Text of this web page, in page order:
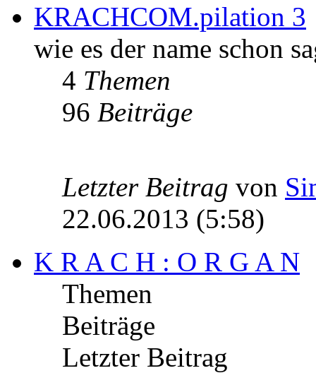
KRACHCOM.pilation 3
wie es der name schon
4 Themen
96 Beiträge
Letzter Beitrag von
22.06.2013 (5:58)
K R A C H : O R G A N
Themen
Beiträge
Letzter Beitrag